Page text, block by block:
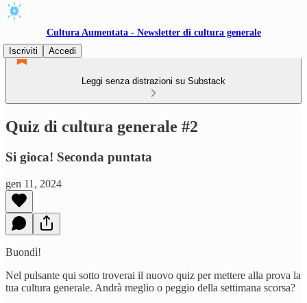
Cultura Aumentata - Newsletter di cultura generale
Iscriviti
Accedi
Leggi senza distrazioni su Substack
Quiz di cultura generale #2
Si gioca! Seconda puntata
gen 11, 2024
Buondì!
Nel pulsante qui sotto troverai il nuovo quiz per mettere alla prova la
tua cultura generale. Andrà meglio o peggio della settimana scorsa?